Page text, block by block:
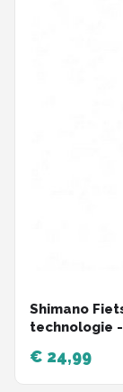
Shimano
technologie
€ 24,99